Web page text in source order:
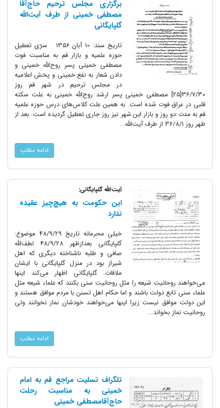
برگزاری مجلس ترحیم حاج‌آقا
مصطفی خمینی از طرف آیت‌الله
گلپایگانی
تاریخ سند: 10 آبان 1356 سرّی تعطیل
حوزه علمیه و بازار قم به مناسبت فوت
مصطفى خمینى پسر روح‌‌الله خمینى و
دادن شعار به نفع خمینى و پخش اعلامیه
در مجلس ترحیم در شهر قم روز
36/7/30[25] مصطفى خمینى پسر ارشد روح‌‌الله خمینى به علت سکته
قلبى در عراق فوت شده است. به همین علت کلاس‌هاى درس حوزه علمیه
قم به مدت دو روز و بازار این شهر نیز روز جارى تعطیل گردیده است. بعد از
ظهر روز 36/8/1 از طرف آیت‌‌الله...
ادامه مطلب
آیت‌الله گلپایگانی:
این حکومت به هیچ‌چیز عقیده
ندارد
خیلی محرمانه تاریخ 48/9/29 موضوع:
گلپایگانى بعدازظهر 48/9/28 لطف‌‌الله
صافى و طلبه ناشناخته دیگرى که اهل
شیراز بود در منزل گلپایگانى با ایشان
ملاقات. گلپایگانى اظهار مى‌کند اینها
مى‌خواهند روحانیت شیعه را مثل روحانیت سنى بکنند که علماء شیعه مثل
علماء سنى تابع دولت باشند و اما حکام اهل تسنن با مردم موافق هستند و
این دولت موافق نیست زیرا اینها مى‌خواهند خودشان نماز نخوانند ولى
روحانیت نماز بخواند...
ادامه مطلب
تلگراف تسلیت مراجع قم به امام
خمینی به مناسبت رحلت
حاج‌آقامصطفی خمینی